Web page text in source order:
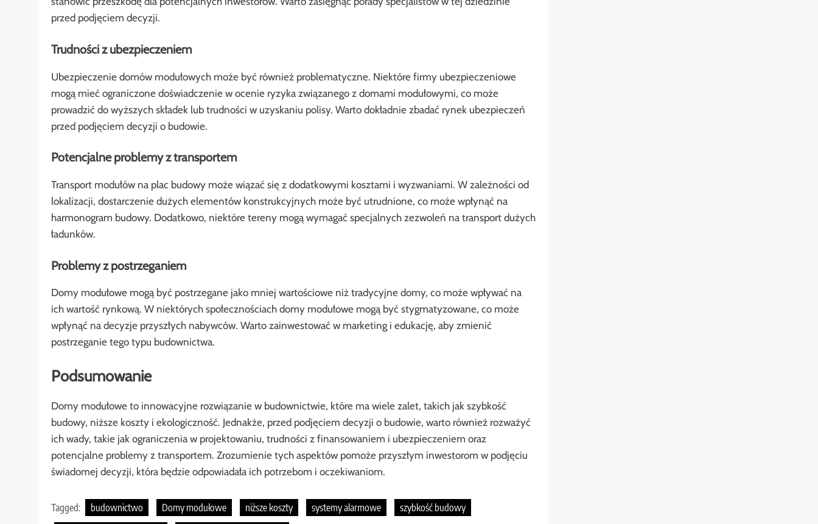
przed podjęciem decyzji.
Trudności z ubezpieczeniem
Ubezpieczenie domów modułowych może być również problematyczne. Niektóre firmy ubezpieczeniowe
mogą mieć ograniczone doświadczenie w ocenie ryzyka związanego z domami modułowymi, co może
prowadzić do wyższych składek lub trudności w uzyskaniu polisy. Warto dokładnie zbadać rynek ubezpieczeń
przed podjęciem decyzji o budowie.
Potencjalne problemy z transportem
Transport modułów na plac budowy może wiązać się z dodatkowymi kosztami i wyzwaniami. W zależności od
lokalizacji, dostarczenie dużych elementów konstrukcyjnych może być utrudnione, co może wpłynąć na
harmonogram budowy. Dodatkowo, niektóre tereny mogą wymagać specjalnych zezwoleń na transport dużych
ładunków.
Problemy z postrzeganiem
Domy modułowe mogą być postrzegane jako mniej wartościowe niż tradycyjne domy, co może wpływać na
ich wartość rynkową. W niektórych społecznościach domy modułowe mogą być stygmatyzowane, co może
wpłynąć na decyzje przyszłych nabywców. Warto zainwestować w marketing i edukację, aby zmienić
postrzeganie tego typu budownictwa.
Podsumowanie
Domy modułowe to innowacyjne rozwiązanie w budownictwie, które ma wiele zalet, takich jak szybkość
budowy, niższe koszty i ekologiczność. Jednakże, przed podjęciem decyzji o budowie, warto również rozważyć
ich wady, takie jak ograniczenia w projektowaniu, trudności z finansowaniem i ubezpieczeniem oraz
potencjalne problemy z transportem. Zrozumienie tych aspektów pomoże przyszłym inwestorom w podjęciu
świadomej decyzji, która będzie odpowiadała ich potrzebom i oczekiwaniom.
Tagged: budownictwo Domy modułowe niższe koszty systemy alarmowe szybkość budowy